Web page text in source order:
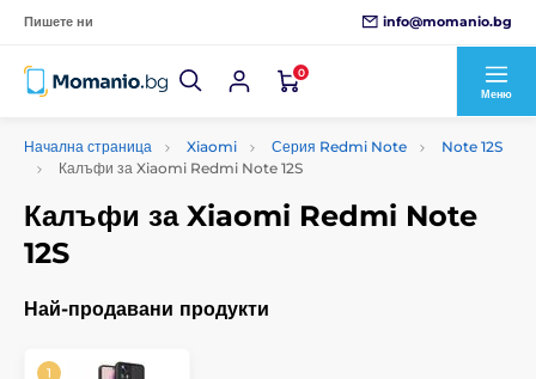
Пишете ни info@momanio.bg
0
Меню
Начална страница Xiaomi Серия Redmi Note
Note 12S
Калъфи за Xiaomi Redmi Note 12S
Калъфи за Xiaomi Redmi Note
12S
Най-продавани продукти